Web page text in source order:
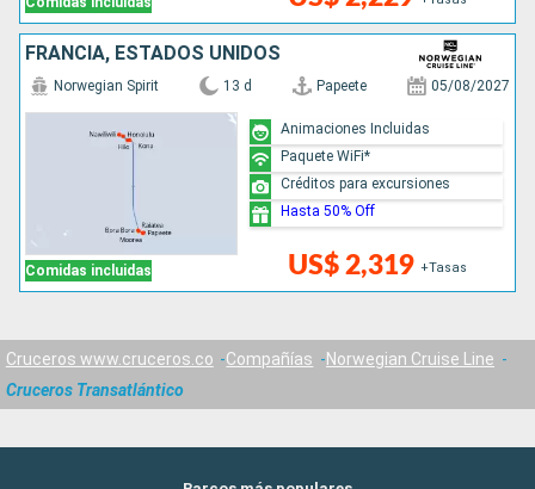
FRANCIA, ESTADOS UNIDOS
Comidas incluidas
Norwegian Spirit 13 d Papeete 05/08/2027
US$ 2,319 +Tasas
Animaciones Incluidas
Paquete WiFi*
Créditos para excursiones
Hasta 50% Off
Cruceros www.cruceros.co Compañías
Norwegian Cruise Line
Cruceros Transatlántico